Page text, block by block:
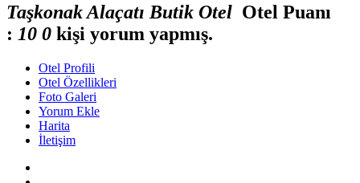
Taşkonak Alaçatı Butik Otel Otel Puanı
: 10 0 kişi yorum yapmış.
Otel Profili
Otel Özellikleri
Foto Galeri
Yorum Ekle
Harita
İletişim